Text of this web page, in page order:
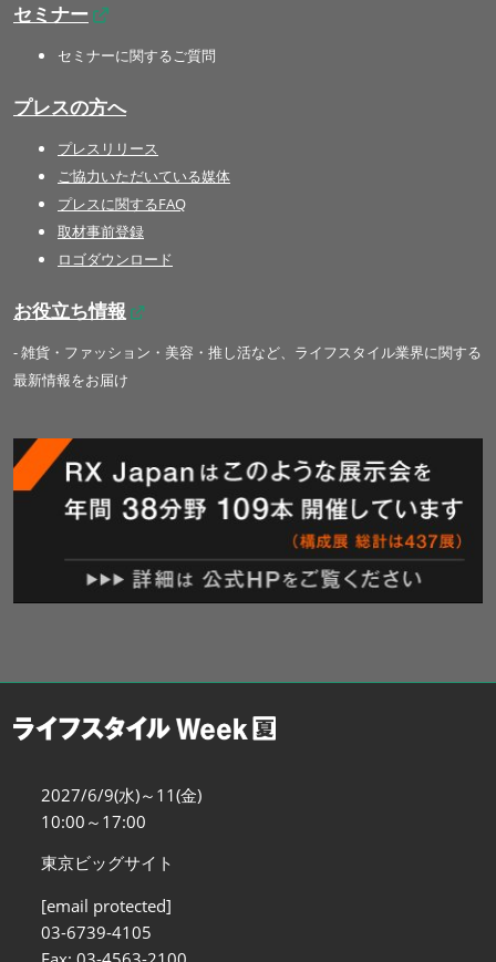
セミナー
セミナーに関するご質問
プレスの方へ
プレスリリース
ご協力いただいている媒体
プレスに関するFAQ
取材事前登録
ロゴダウンロード
お役立ち情報
- 雑貨・ファッション・美容・推し活など、ライフスタイル業界に関する
最新情報をお届け
2027/6/9(水)～11(金)
10:00～17:00
東京ビッグサイト
[email protected]
03-6739-4105